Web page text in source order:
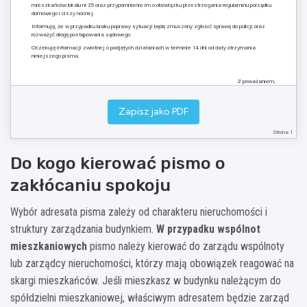
mieszkańców lokalu nr 25 oraz przypomnienie im o obowiązku przestrzegania regulaminu porządku
domowego i ciszy nocnej.
Informuję, że w przypadku braku poprawy sytuacji będę zmuszony zgłosić sprawę do policji oraz
rozważyć drogę postępowania sądowego.
Oczekuję informacji zwrotnej o podjętych działaniach w terminie 14 dni od daty otrzymania
niniejszego pisma.
Z poważaniem,
Strona 1
Zapisz jako PDF
Do kogo kierować pismo o
zakłócaniu spokoju
Wybór adresata pisma zależy od charakteru nieruchomości i
struktury zarządzania budynkiem. W przypadku wspólnot
mieszkaniowych pismo należy kierować do zarządu wspólnoty
lub zarządcy nieruchomości, którzy mają obowiązek reagować na
skargi mieszkańców. Jeśli mieszkasz w budynku należącym do
spółdzielni mieszkaniowej, właściwym adresatem będzie zarząd